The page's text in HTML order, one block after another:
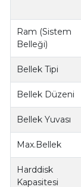
Ram (Sistem
Belleği)
Bellek Tipi
Bellek Düzeni
Bellek Yuvası
Max.Bellek
Harddisk
Kapasitesi